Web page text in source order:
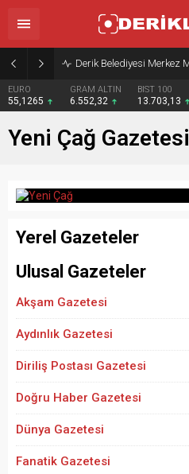
EURO
55,1265
GRAM ALTIN
6.552,32
BIST 100
13.703,13
Yeni Çağ Gazetesi
Yerel Gazeteler
Ulusal Gazeteler
Akşam Gazetesi
Aydınlık Gazetesi
Diriliş Postası Gazetesi
Doğru Haber Gazetesi
Dünya Gazetesi
Fanatik Gazetesi